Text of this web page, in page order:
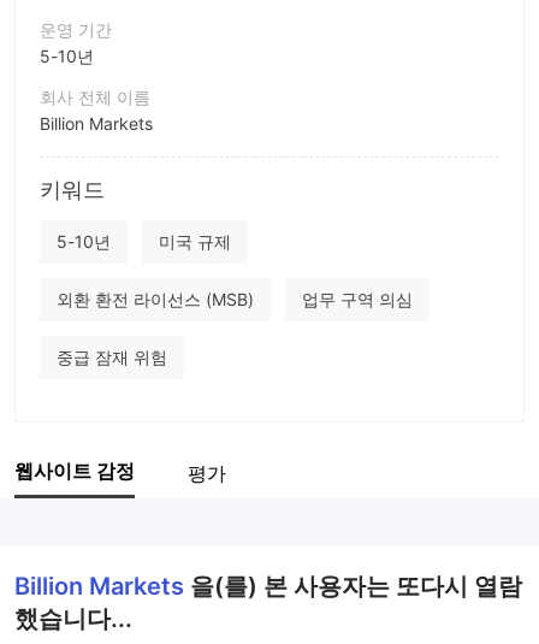
운영 기간
5-10년
회사 전체 이름
Billion Markets
회사 약칭
Billion Markets
기업 직원
키워드
5-10년 미국 규제
외환 환전 라이선스 (MSB) 업무 구역 의심
중급 잠재 위험
웹사이트 감정 평가
Billion Markets 을(를) 본 사용자는 또다시 열람
했습니다...